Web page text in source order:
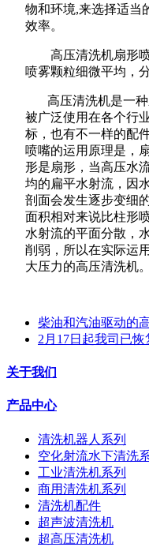
物和环境,来选择适当
效率。
高压清洗机扇形
喷雾颗粒细微平均，
高压清洗机是一
被广泛使用在各个行
标，也有不一样的配
喷嘴的运用原理是，
形是扇形，当高压水
均的扁平水射流，因
剖面会发生逐步变细
面积相对来说比柱形
水射流的平面分散，
削弱，所以在实际运
大压力的高压清洗机。
柴油和汽油驱动的
2月17日起我司已恢
关于我们
产品中心
清洗机器人系列
空化射流水下清洗
工业清洗机系列
商用清洗机系列
清洗机配件
超声波清洗机
超高压清洗机